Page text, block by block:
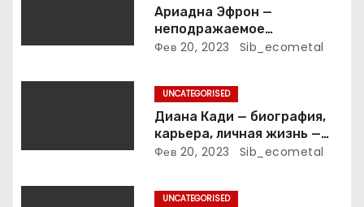
а
п
с
я
Ариадна Эфрон —
неподражаемое
вокзальное
оценочно-аналитическое
общепостижимое явление
известной русской
поэтессы
Фев 20, 2023 Sib_ecometal
UNCATEGORISED
Диана Кади — биография,
карьера, личная жизнь —
актуальная информация
Фев 20, 2023 Sib_ecometal
UNCATEGORISED